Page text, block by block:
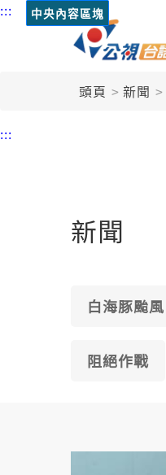
::: 中央內容區塊
頭頁 新聞
:::
新聞
白海豚颱風
阻絕作戰